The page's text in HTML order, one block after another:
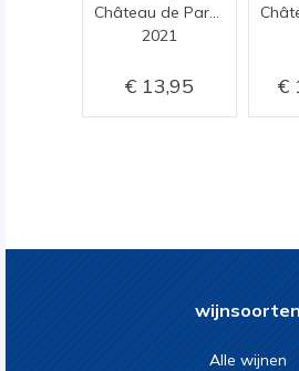
2021
13,95
wijnsoorten
Alle wijnen